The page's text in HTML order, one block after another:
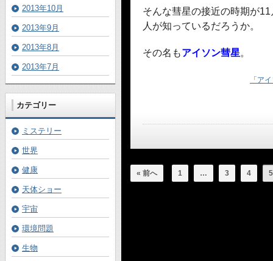
そんな彗星の接近の時期が
人が知っているだろうか。
その名もアイソン彗星。
「ア
« 前へ 1 … 3 4 5
2013年10月
2013年9月
2013年8月
2013年7月
カテゴリー
ミステリー
世界
健康
天体ショー
宇宙
環境問題
生物